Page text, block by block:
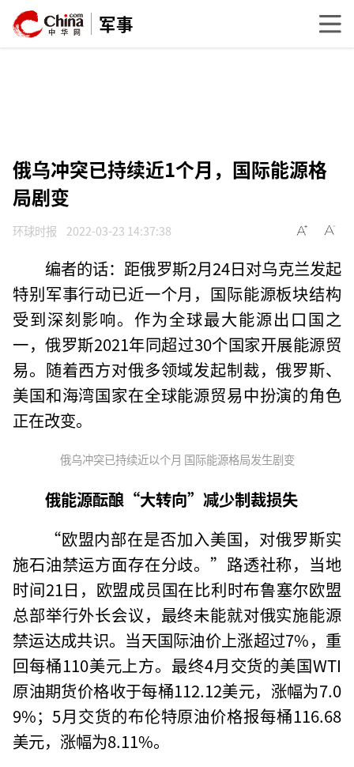
军事
俄乌冲突已持续近1个月，国际能源格
局剧变
环球时报 2022-03-23 14:37:38
编者的话：距俄罗斯2月24日对乌克兰发起
特别军事行动已近一个月，国际能源板块结构
受到深刻影响。作为全球最大能源出口国之
一，俄罗斯2021年同超过30个国家开展能源贸
易。随着西方对俄多领域发起制裁，俄罗斯、
美国和海湾国家在全球能源贸易中扮演的角色
正在改变。
俄乌冲突已持续近以个月 国际能源格局发生剧变
俄能源酝酿“大转向”减少制裁损失
“欧盟内部在是否加入美国，对俄罗斯实
施石油禁运方面存在分歧。”路透社称，当地
时间21日，欧盟成员国在比利时布鲁塞尔欧盟
总部举行外长会议，最终未能就对俄实施能源
禁运达成共识。当天国际油价上涨超过7%，重
回每桶110美元上方。最终4月交货的美国WTI
原油期货价格收于每桶112.12美元，涨幅为7.0
9%；5月交货的布伦特原油价格报每桶116.68
美元，涨幅为8.11%。